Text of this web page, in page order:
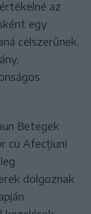
az
egy
célszerűnek,
Betegek
cu Afecțiuni
dolgoznak